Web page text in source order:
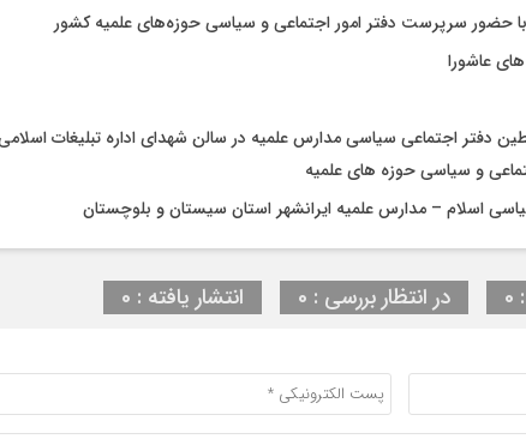
حضور سرپرست دفتر امور اجتماعی و سیاسی حوزه‌های علمیه کشور
عاشورا
دفتر اجتماعی سیاسی مدارس علمیه در سالن شهدای اداره تبلیغات
و سیاسی حوزه های علمیه
اسلام – مدارس علمیه ایرانشهر استان سیستان و بلوچستان
در انتظار بررسی : 0 انتشار یافته : 0